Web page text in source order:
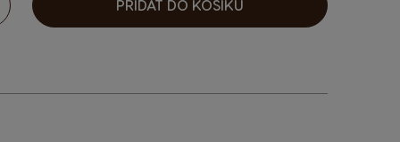
PŘIDAT DO KOŠÍKU